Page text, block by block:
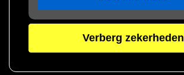
Verberg zekerheden